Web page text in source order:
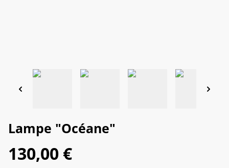
Lampe "Océane"
130,00 €